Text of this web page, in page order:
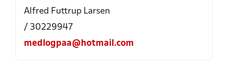
Alfred Futtrup Larsen
/ 30229947
medlogpaa@hotmail.com